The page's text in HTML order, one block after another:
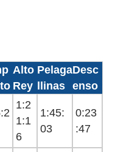
Alto
Rey
Pelaga
llinas
Desc
enso
1:2
1:1
6
1:45:
03
0:23
:47